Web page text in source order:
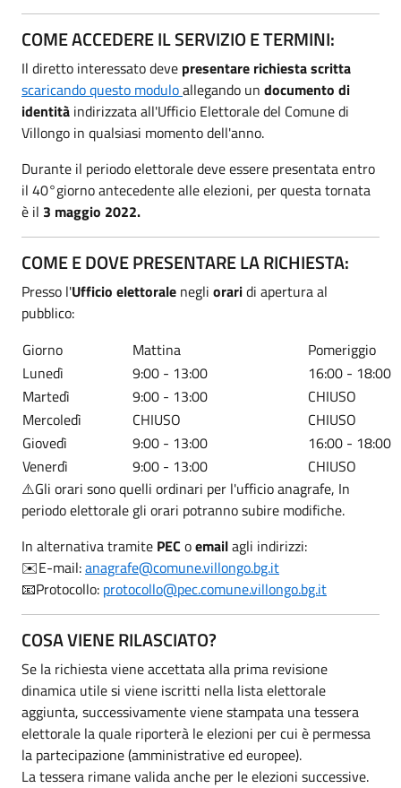
COME ACCEDERE IL SERVIZIO E TERMINI:
Il diretto interessato deve presentare richiesta scritta
scaricando questo moduloallegando un documento di
identità indirizzata all'Ufficio Elettorale del Comune di
Villongo in qualsiasi momento dell'anno.
Durante il periodo elettorale deve essere presentata entro
il 40°giorno antecedente alle elezioni, per questa tornata
è il 3 maggio 2022.
COME E DOVE PRESENTARE LA RICHIESTA:
Presso l'Ufficio elettorale negli oraridi apertura al
pubblico:
Giorno
Mattina
Pomeriggio
Lunedì
9:00 - 13:00
16:00 - 18:00
Martedì
9:00 - 13:00
CHIUSO
Mercoledì
CHIUSO
CHIUSO
Giovedì
9:00 - 13:00
16:00 - 18:00
Venerdì
9:00 - 13:00
CHIUSO
⚠️Gli orari sono quelli ordinari per l'ufficio anagrafe, In
periodo elettorale gli orari potranno subire modifiche.
In alternativa tramite PEC oemailagli indirizzi:
✉️E-mail:anagrafe@comune.villongo.bg.it
📧Protocollo: protocollo@pec.comune.villongo.bg.it
COSA VIENE RILASCIATO?
Se la richiesta viene accettata alla prima revisione
dinamica utile si viene iscritti nella lista elettorale
aggiunta, successivamente viene stampata una tessera
elettorale la quale riporterà le elezioni per cui è permessa
la partecipazione (amministrative ed europee).
La tessera rimane valida anche per le elezioni successive.